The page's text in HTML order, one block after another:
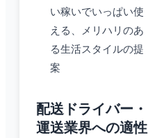
い稼いでいっぱい使
える、メリハリのあ
る生活スタイルの提
案
配送ドライバー・
運送業界への適性